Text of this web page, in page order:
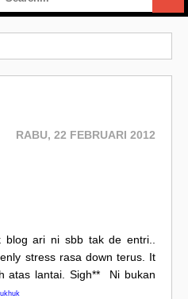
RABU, 22 FEBRUARI 2012
ari ni sbb tak de entri..
stress rasa down terus. It
atas lantai. Sigh** Ni bukan